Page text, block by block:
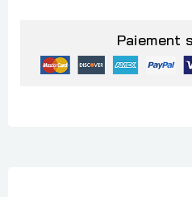
Paiement